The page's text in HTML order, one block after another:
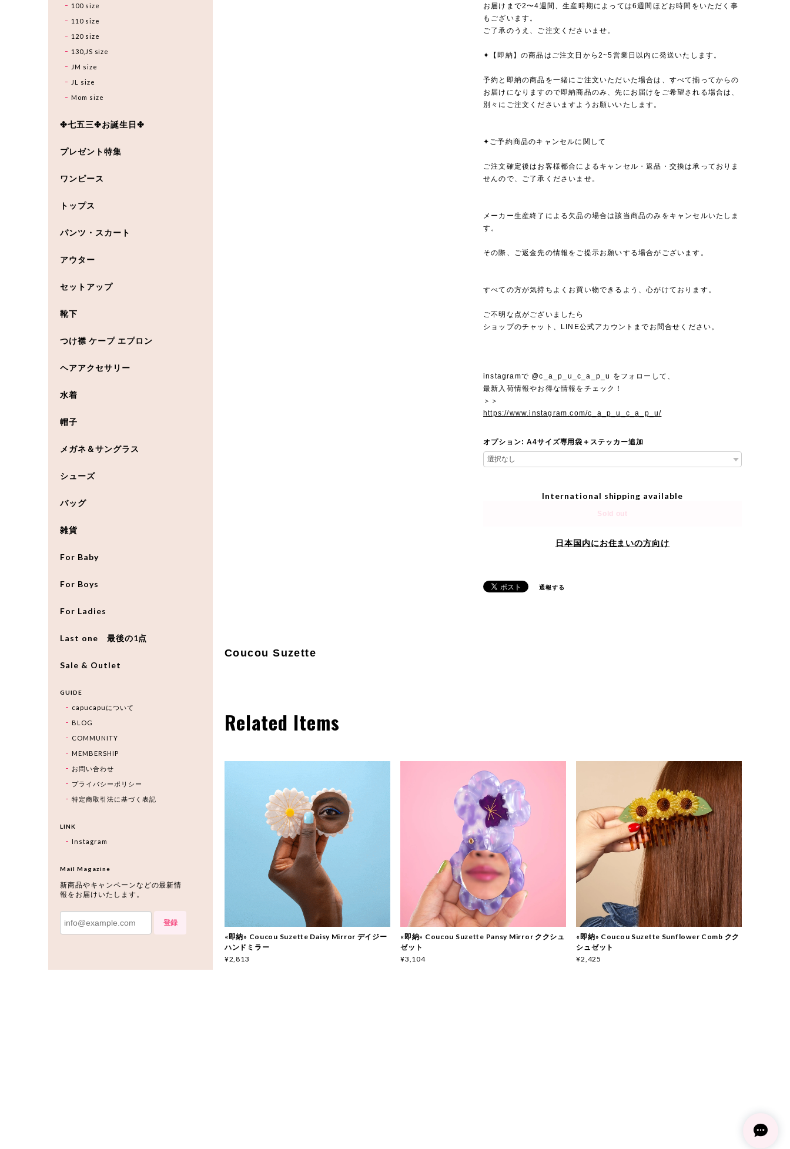
お届けまで2〜4週間、生産時期によっては6週間ほどお時間をいただく事
もございます。
ご了承のうえ、ご注文くださいませ。
✦【即納】の商品はご注文日から2~5営業日以内に発送いたします。
予約と即納の商品を一緒にご注文いただいた場合は、すべて揃ってからの
お届けになりますので即納商品のみ、先にお届けをご希望される場合は、
別々にご注文くださいますようお願いいたします。
✦ご予約商品のキャンセルに関して
ご注文確定後はお客様都合によるキャンセル・返品・交換は承っておりま
せんので、ご了承くださいませ。
メーカー生産終了による欠品の場合は該当商品のみをキャンセルいたしま
す。
その際、ご返金先の情報をご提示お願いする場合がございます。
すべての方が気持ちよくお買い物できるよう、心がけております。
ご不明な点がございましたら
ショップのチャット、LINE公式アカウントまでお問合せください。
instagramで @c_a_p_u_c_a_p_u をフォローして、
最新入荷情報やお得な情報をチェック！
＞＞
https://www.instagram.com/c_a_p_u_c_a_p_u/
オプション: A4サイズ専用袋＋ステッカー追加
International shipping available
Sold out
日本国内にお住まいの方向け
通報する
Coucou Suzette
Related Items
«即納» Coucou Suzette Daisy Mirror デイジー
ハンドミラー
¥2,813
«即納» Coucou Suzette Pansy Mirror ククシュ
ゼット
¥3,104
«即納» Coucou Suzette Sunflower Comb クク
シュゼット
¥2,425
100 size
110 size
120 size
130,JS size
JM size
JL size
Mom size
✤七五三✤お誕生日✤
プレゼント特集
ワンピース
トップス
パンツ・スカート
アウター
セットアップ
靴下
つけ襟 ケープ エプロン
ヘアアクセサリー
水着
帽子
メガネ＆サングラス
シューズ
バッグ
雑貨
For Baby
For Boys
For Ladies
Last one 最後の1点
Sale & Outlet
GUIDE
capucapuについて
BLOG
COMMUNITY
MEMBERSHIP
お問い合わせ
プライバシーポリシー
特定商取引法に基づく表記
LINK
Instagram
Mail Magazine
新商品やキャンペーンなどの最新情
報をお届けいたします。
登録